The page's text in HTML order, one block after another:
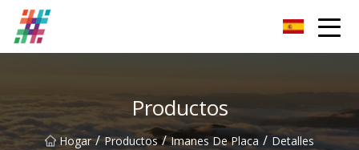
Productos
Hogar / Productos / Imanes De Placa / Detalles